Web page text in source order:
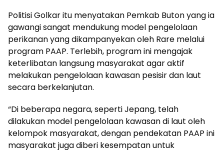
Politisi Golkar itu menyatakan Pemkab Buton yang ia
gawangi sangat mendukung model pengelolaan
perikanan yang dikampanyekan oleh Rare melalui
program PAAP. Terlebih, program ini mengajak
keterlibatan langsung masyarakat agar aktif
melakukan pengelolaan kawasan pesisir dan laut
secara berkelanjutan.
“Di beberapa negara, seperti Jepang, telah
dilakukan model pengelolaan kawasan di laut oleh
kelompok masyarakat, dengan pendekatan PAAP ini
masyarakat juga diberi kesempatan untuk